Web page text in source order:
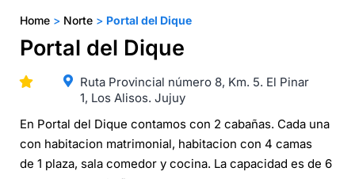
Home > Norte > Portal del Dique
Portal del Dique
Ruta Provincial número 8, Km. 5. El Pinar
1, Los Alisos. Jujuy
En Portal del Dique contamos con 2 cabañas. Cada una
con habitacion matrimonial, habitacion con 4 camas
de 1 plaza, sala comedor y cocina. La capacidad es de 6